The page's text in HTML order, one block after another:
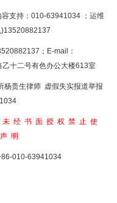
支持：010-63941034 ；运维
；E-mail：
十二号有色办公大楼613室
贵生律师 虚假失实报道举报
未经书面授权禁止使
明
010-63941034